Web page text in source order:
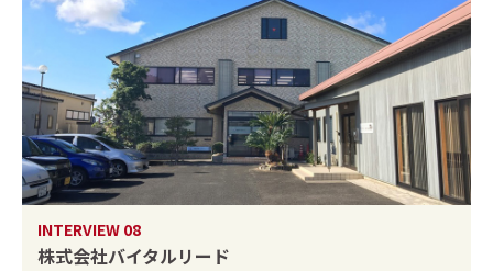
INTERVIEW 08
株式会社バイタルリード